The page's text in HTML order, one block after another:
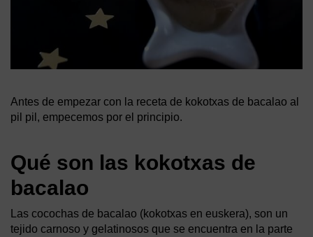
Antes de empezar con la receta de kokotxas de bacalao al
pil pil, empecemos por el principio.
Qué son las kokotxas de
bacalao
Las cocochas de bacalao (kokotxas en euskera), son un
tejido carnoso y gelatinosos que se encuentra en la parte